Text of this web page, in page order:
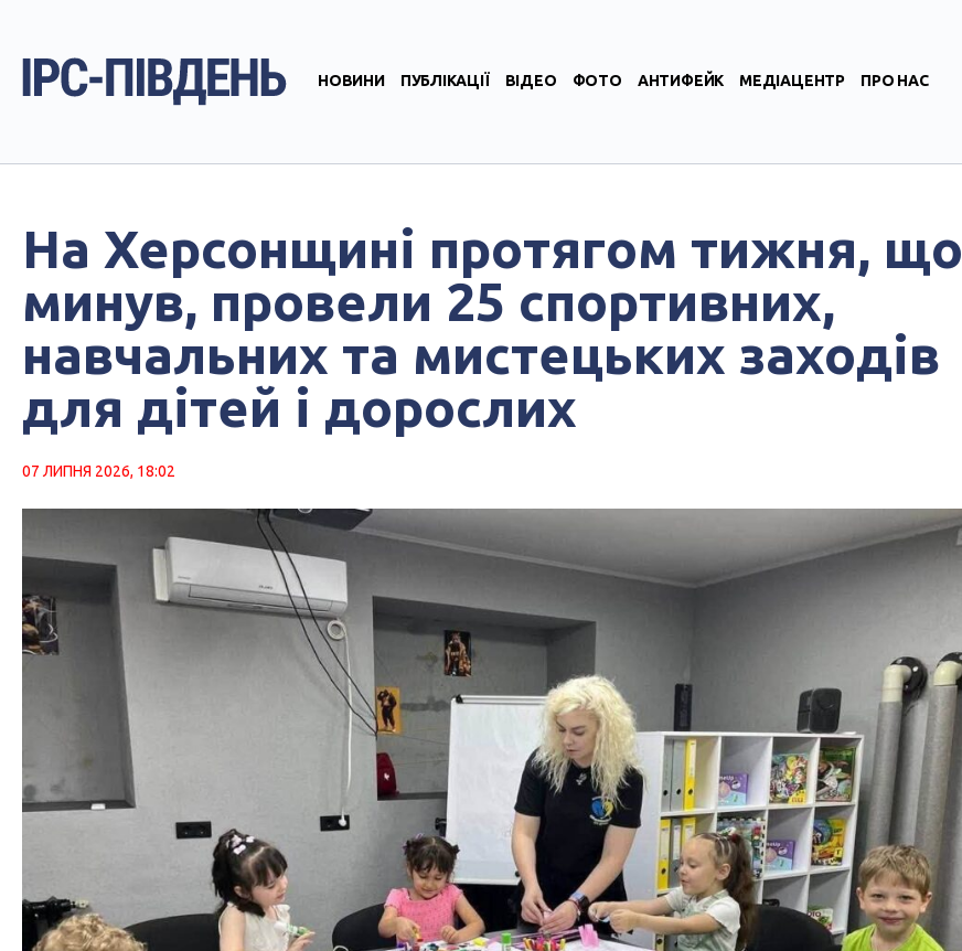
НОВИНИ ПУБЛІКАЦІЇ ВІДЕО ФОТО АНТИФЕЙК МЕДІАЦЕНТР ПРО НАС
На Херсонщині протягом тижня, що
минув, провели 25 спортивних,
навчальних та мистецьких заходів
для дітей і дорослих
07 ЛИПНЯ 2026, 18:02